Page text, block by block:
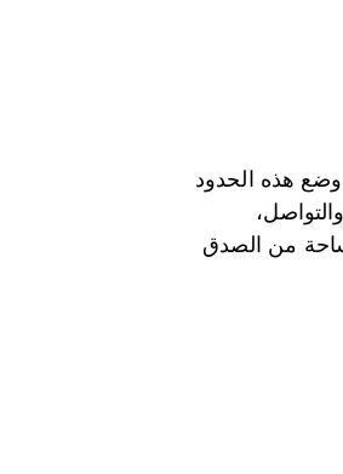
وضع هذه الحدود
من الصدق